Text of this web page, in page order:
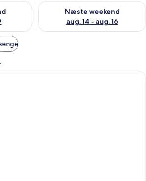
denne weekend aug. 7 - aug. 9
Næste weekend
aug. 14 - aug. 16
Tjek tilgængelighed for næste